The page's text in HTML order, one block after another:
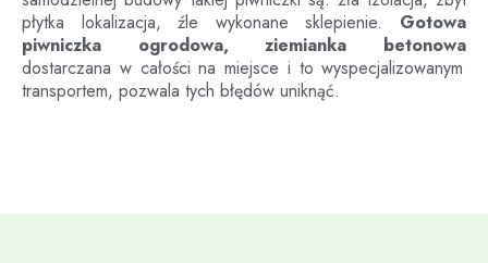
płytka lokalizacja, źle wykonane sklepienie. Gotowa
piwniczka ogrodowa, ziemianka betonowa
dostarczana w całości na miejsce i to wyspecjalizowanym
transportem, pozwala tych błędów uniknąć.